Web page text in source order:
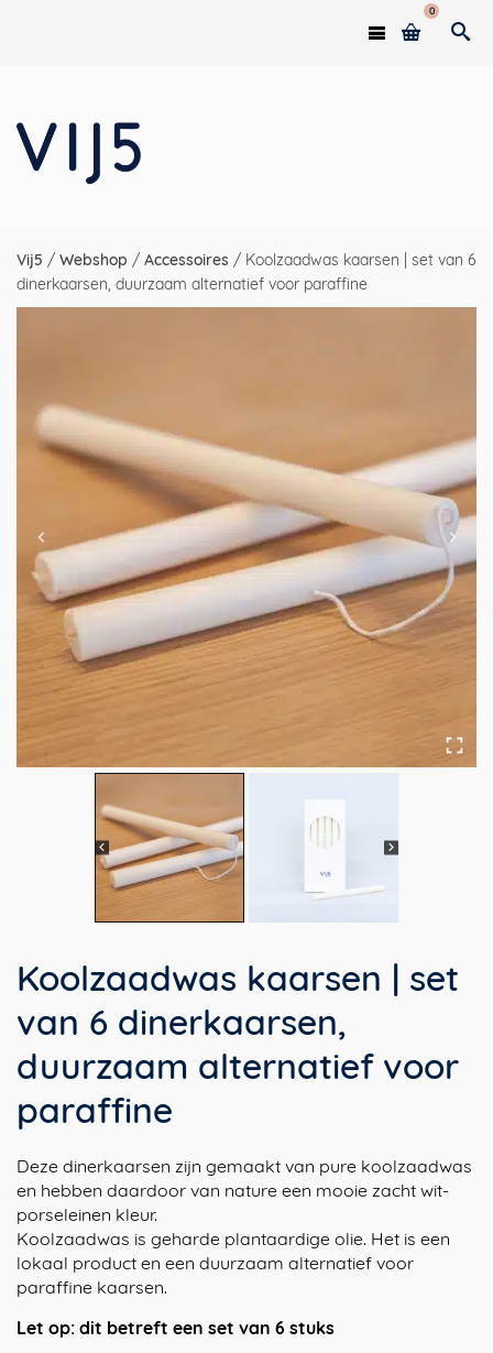
0
Vij5 / Webshop / Accessoires / Koolzaadwas kaarsen | set van 6
dinerkaarsen, duurzaam alternatief voor paraffine
Koolzaadwas kaarsen | set
van 6 dinerkaarsen,
duurzaam alternatief voor
paraffine
Deze dinerkaarsen zijn gemaakt van pure koolzaadwas
en hebben daardoor van nature een mooie zacht wit-
porseleinen kleur.
Koolzaadwas is geharde plantaardige olie. Het is een
lokaal product en een duurzaam alternatief voor
paraffine kaarsen.
Let op: dit betreft een set van 6 stuks